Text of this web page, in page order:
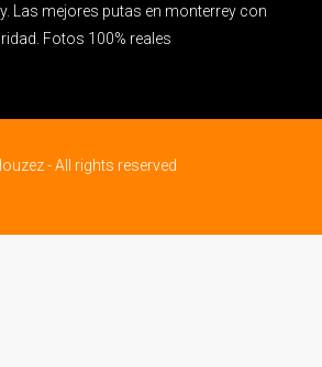
Las mejores putas en monterrey con
Fotos 100% reales
- All rights reserved